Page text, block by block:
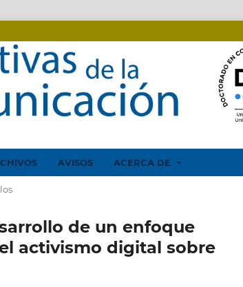
AVISOS ACERCA DE
de un enfoque
activismo digital sobre